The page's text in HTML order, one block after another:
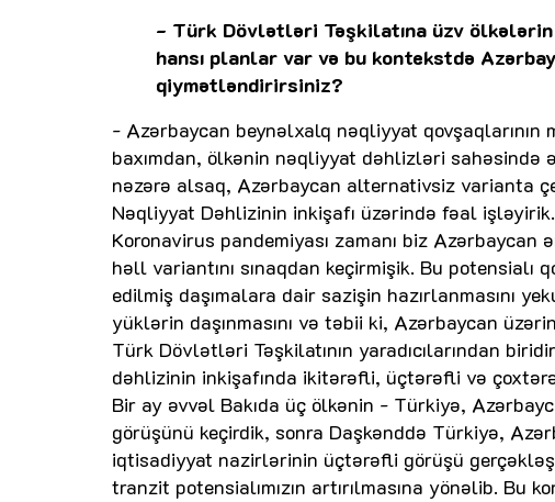
- Türk Dövlətləri Təşkilatına üzv
hansı planlar var və bu kontekstdə
qiymətləndirirsiniz?
- Azərbaycan beynəlxalq nəqliyyat
baxımdan, ölkənin nəqliyyat dəhlizləri sahəsində
nəzərə alsaq, Azərbaycan alternativsiz varianta
Nəqliyyat Dəhlizinin inkişafı üzərində fəal
Koronavirus pandemiyası zamanı biz
həll variantını sınaqdan keçirmişik. Bu potensialı
edilmiş daşımalara dair sazişin hazırlanmasını
yüklərin daşınmasını və təbii ki, Azərbaycan
Türk Dövlətləri Təşkilatının yaradıcılarından
dəhlizinin inkişafında ikitərəfli, üçtərəfli və
Bir ay əvvəl Bakıda üç ölkənin - Türkiyə,
görüşünü keçirdik, sonra Daşkənddə Türkiyə,
iqtisadiyyat nazirlərinin üçtərəfli görüşü
tranzit potensialımızın artırılmasına yönəlib. Bu